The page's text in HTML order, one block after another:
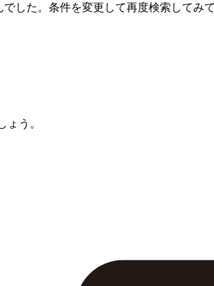
した。条件を変更して再度検索してみて
う。